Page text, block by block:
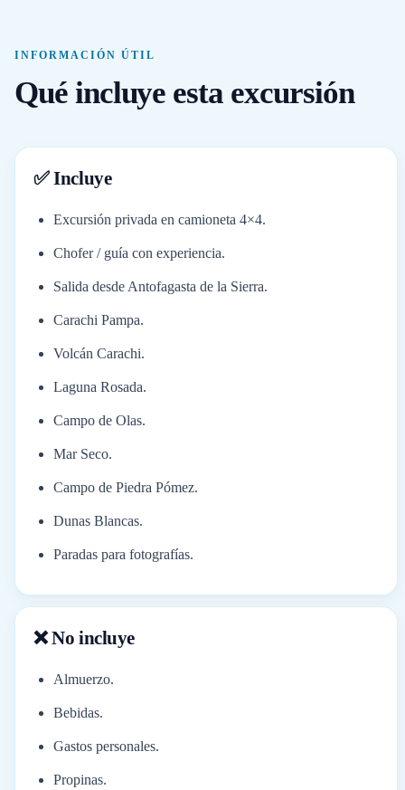
INFORMACIÓN ÚTIL
Qué incluye esta excursión
✅ Incluye
Excursión privada en camioneta 4×4.
Chofer / guía con experiencia.
Salida desde Antofagasta de la Sierra.
Carachi Pampa.
Volcán Carachi.
Laguna Rosada.
Campo de Olas.
Mar Seco.
Campo de Piedra Pómez.
Dunas Blancas.
Paradas para fotografías.
❌ No incluye
Almuerzo.
Bebidas.
Gastos personales.
Propinas.